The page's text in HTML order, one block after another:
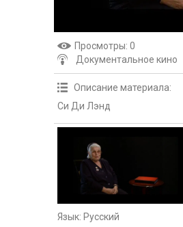
Просмотры: 0
Документальное кино
Описание материала:
Си Ди Лэнд
Язык: Русский